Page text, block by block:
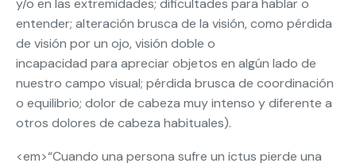
y/o en las extremidades; dificultades para hablar o
entender; alteración brusca de la visión, como pérdida
de visión por un ojo, visión doble o
incapacidad para apreciar objetos en algún lado de
nuestro campo visual; pérdida brusca de coordinación
o equilibrio; dolor de cabeza muy intenso y diferente a
otros dolores de cabeza habituales).
<em>“Cuando una persona sufre un ictus pierde una